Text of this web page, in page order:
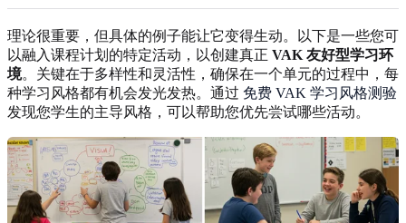
理论很重要，但具体的例子能让它变得生动。以下是一些您可
以融入课程计划的特定活动，以创建真正 VAK 友好型学习环
境。关键在于多样性和灵活性，确保在一个单元的过程中，每
种学习风格都有机会发光发热。通过 免费 VAK 学习风格测验
发现您学生的主导风格，可以帮助您优先尝试哪些活动。